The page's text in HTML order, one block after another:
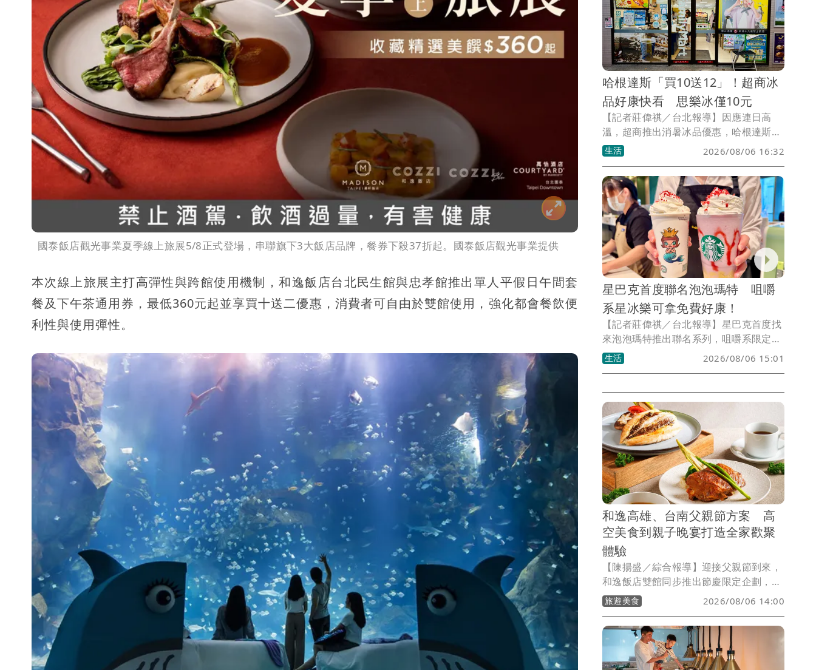
國泰飯店觀光事業夏季線上旅展5/8正式登場，串聯旗下3大飯店品牌，餐券下殺37折起。國泰飯店觀光事業提供
本次線上旅展主打高彈性與跨館使用機制，和逸飯店台北民生館與忠孝館推出單人平假日午間套
餐及下午茶通用券，最低360元起並享買十送二優惠，消費者可自由於雙館使用，強化都會餐飲便
利性與使用彈性。
話題。
哈根達斯「買10送12」！超商冰
品好康快看 思樂冰僅10元
【記者莊偉祺／台北報導】因應連日高
溫，超商推出消暑冰品優惠，哈根達斯竟
買10送12、買30送36，還有配合飲料冰
品活動推出韓團Super Junior成員的圭賢
主題店，另一超商更有霜淇淋、思樂冰特
大杯優惠。
生活 2026/08/06 16:32
星巴克首度聯名泡泡瑪特 咀嚼
系星冰樂可拿免費好康！
【記者莊偉祺／台北報導】星巴克首度找
來泡泡瑪特推出聯名系列，咀嚼系限定口
味星冰樂附經典角色MOLLY杯款，還可
拿免費周邊，另有6大商品每項880元起，
生活 2026/08/06 15:01
和逸高雄、台南父親節方案 高
空美食到親子晚宴打造全家歡聚
體驗
【陳揚盛／綜合報導】迎接父親節到來，
和逸飯店雙館同步推出節慶限定企劃，從
高雄港都旅遊、高空餐飲到台南親子晚宴
與住宿方案，鎖定家庭聚餐與暑期旅遊需
求，打造結合美食、住宿與親子互動的一
站式歡聚體驗，讓爸爸在專屬節日中享受
放鬆時光。
旅遊美食 2026/08/06 14:00